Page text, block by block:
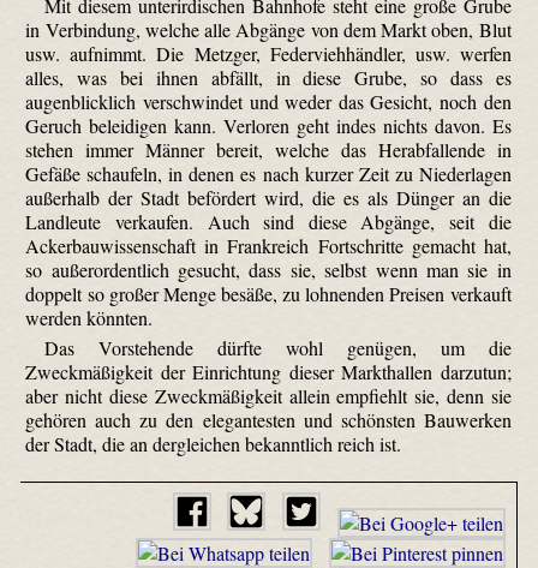
Mit diesem unterirdischen Bahnhofe steht eine große Grube
in Verbindung, welche alle Abgänge von dem Markt oben, Blut
usw. aufnimmt. Die Metzger, Federviehhändler, usw. werfen
alles, was bei ihnen abfällt, in diese Grube, so dass es
augenblicklich verschwindet und weder das Gesicht, noch den
Geruch beleidigen kann. Verloren geht indes nichts davon. Es
stehen immer Männer bereit, welche das Herabfallende in
Gefäße schaufeln, in denen es nach kurzer Zeit zu Niederlagen
außerhalb der Stadt befördert wird, die es als Dünger an die
Landleute verkaufen. Auch sind diese Abgänge, seit die
Ackerbauwissenschaft in Frankreich Fortschritte gemacht hat,
so außerordentlich gesucht, dass sie, selbst wenn man sie in
doppelt so großer Menge besäße, zu lohnenden Preisen verkauft
werden könnten.
Das Vorstehende dürfte wohl genügen, um die
Zweckmäßigkeit der Einrichtung dieser Markthallen darzutun;
aber nicht diese Zweckmäßigkeit allein empfiehlt sie, denn sie
gehören auch zu den elegantesten und schönsten Bauwerken
der Stadt, die an dergleichen bekanntlich reich ist.